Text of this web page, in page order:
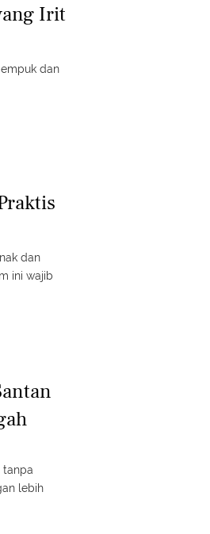
Irit
dan
dan
ini wajib
tanpa
lebih